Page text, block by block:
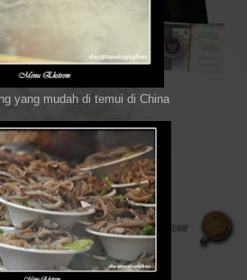
yang mudah di temui di China